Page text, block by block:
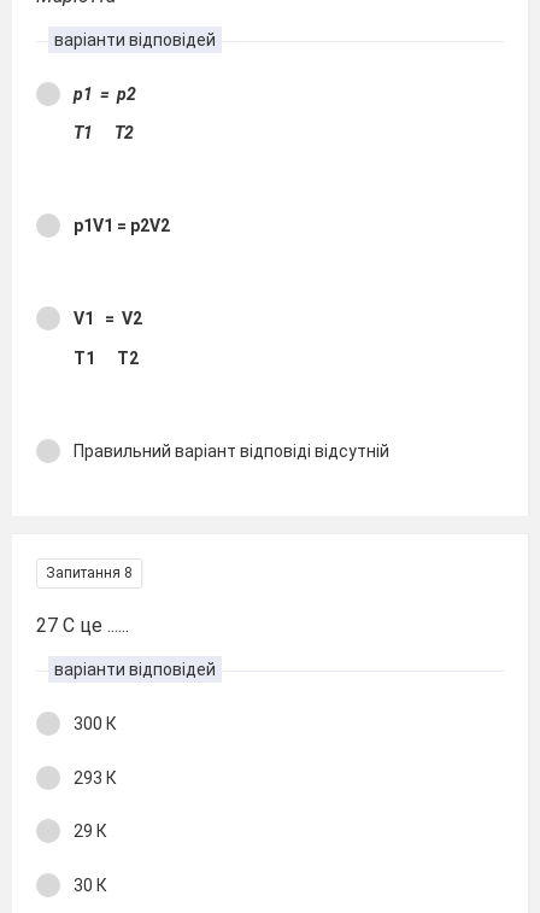
варіанти відповідей
р1 = р2
T1 T2
р1V1 = р2V2
V1 = V2
T1 T2
Правильний варіант відповіді відсутній
Запитання 8
27 С це ......
варіанти відповідей
300 К
293 К
29 К
30 К